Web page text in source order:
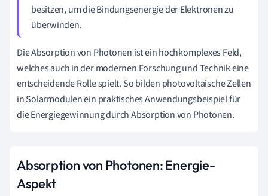
besitzen, um die Bindungsenergie der Elektronen zu
überwinden.
Die Absorption von Photonen ist ein hochkomplexes Feld,
welches auch in der modernen Forschung und Technik eine
entscheidende Rolle spielt. So bilden photovoltaische Zellen
in Solarmodulen ein praktisches Anwendungsbeispiel für
die Energiegewinnung durch Absorption von Photonen.
Absorption von Photonen: Energie-
Aspekt